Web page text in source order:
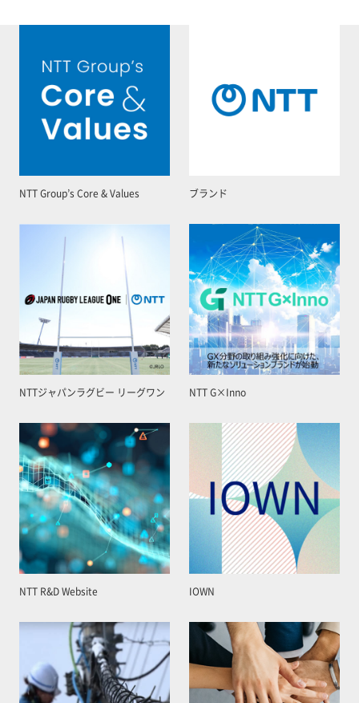
NTT Group’s Core & Values ブランド
NTTジャパンラグビー リーグワン NTT G×Inno
NTT R&D Website IOWN